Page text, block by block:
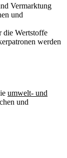
Vermarktung
und
die Wertstoffe
werden
umwelt- und
und